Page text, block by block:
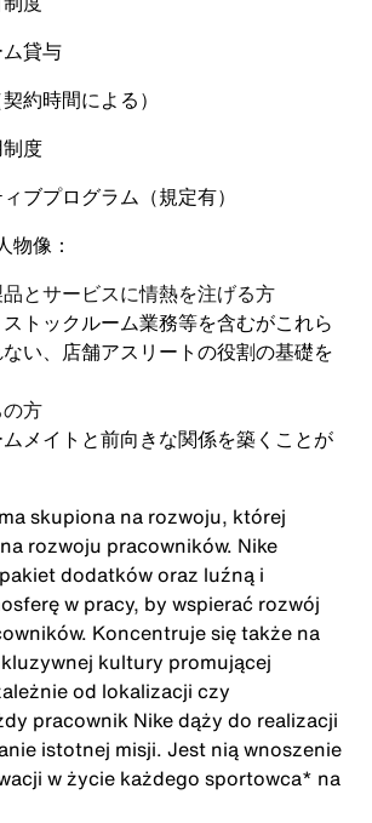
貸与
契約時間による）
度
ブプログラム（規定有）
物像：
とサービスに情熱を注げる方
トックルーム業務等を含むがこれら
い、店舗アスリートの役割の基礎を
方
メイトと前向きな関係を築くことが
skupiona na rozwoju, której
rozwoju pracowników. Nike
dodatków oraz luźną i
w pracy, by wspierać rozwój
Koncentruje się także na
kultury promującej
od lokalizacji czy
pracownik Nike dąży do realizacji
istotnej misji. Jest nią wnoszenie
w życie każdego sportowca* na